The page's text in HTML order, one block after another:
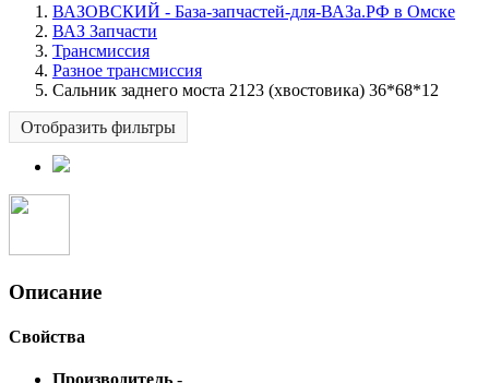
ВАЗОВСКИЙ - База-запчастей-для-ВАЗа.РФ в Омске
ВАЗ Запчасти
Трансмиссия
Разное трансмиссия
Сальник заднего моста 2123 (хвостовика) 36*68*12
Отобразить фильтры
Описание
Свойства